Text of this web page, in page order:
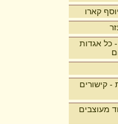
קארו
כל אגדות
- קישורים
מעוצבים